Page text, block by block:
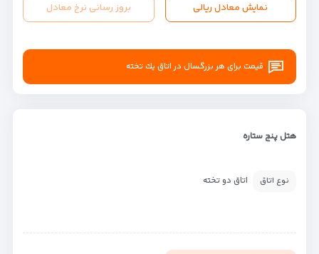
نمایش معادل ریالی بروز رسانی نرخ معادل
قیمت برای هر بزرگسال در اتاق يك تخته
هتل پنج ستاره
نوع اتاق اتاق دو تخته